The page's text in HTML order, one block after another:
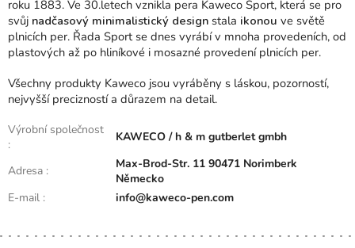
roku 1883. Ve 30.letech vznikla pera Kaweco Sport, která se pro
svůj nadčasový minimalistický design stala ikonou ve světě
plnicích per. Řada Sport se dnes vyrábí v mnoha provedeních, od
plastových až po hliníkové i mosazné provedení plnicích per.
Všechny produkty Kaweco jsou vyráběny s láskou, pozorností,
nejvyšší precizností a důrazem na detail.
Výrobní společnost
:
KAWECO / h & m gutberlet gmbh
Adresa :
Max-Brod-Str. 11 90471 Norimberk
Německo
E-mail : info@kaweco-pen.com